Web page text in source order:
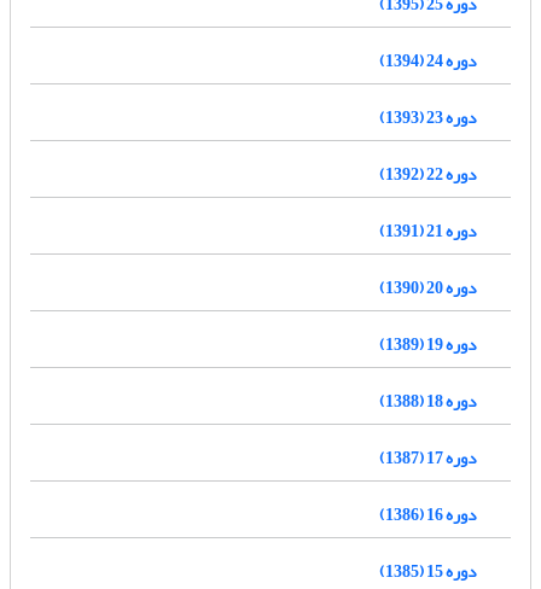
دوره 24 (1394)
دوره 23 (1393)
دوره 22 (1392)
دوره 21 (1391)
دوره 20 (1390)
دوره 19 (1389)
دوره 18 (1388)
دوره 17 (1387)
دوره 16 (1386)
دوره 15 (1385)